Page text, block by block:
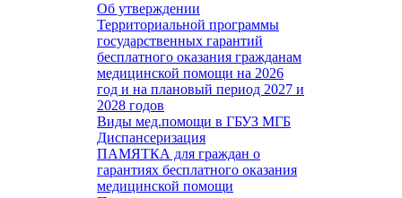
Об утверждении
Территориальной программы
государственных гарантий
бесплатного оказания гражданам
медицинской помощи на 2026
год и на плановый период 2027 и
2028 годов
Виды мед.помощи в ГБУЗ МГБ
Диспансеризация
ПАМЯТКА для граждан о
гарантиях бесплатного оказания
медицинской помощи